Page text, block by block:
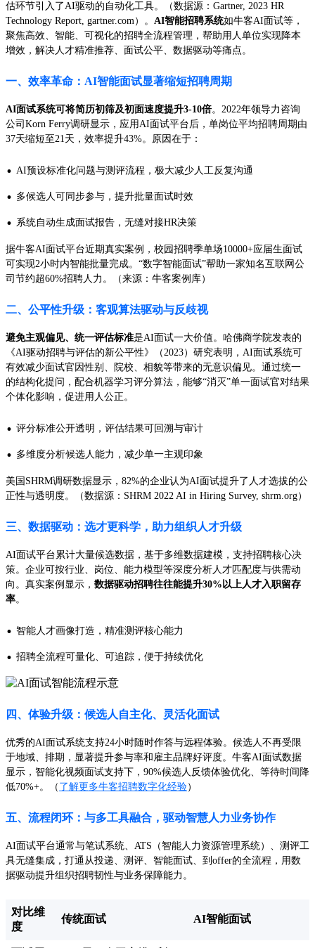
估环节引入了AI驱动的自动化工具。（数据源：Gartner, 2023 HR
Technology Report, gartner.com）。 AI智能招聘系统如牛客AI面试等，
聚焦高效、智能、可视化的招聘全流程管理，帮助用人单位实现降本
增效，解决人才精准推荐、面试公平、数据驱动等痛点。
一、效率革命：AI智能面试显著缩短招聘周期
AI面试系统可将简历初筛及初面速度提升3-10倍。2022年领导力咨询
公司Korn Ferry调研显示，应用AI面试平台后，单岗位平均招聘周期由
37天缩短至21天，效率提升43%。原因在于：
· AI预设标准化问题与测评流程，极大减少人工反复沟通
· 多候选人可同步参与，提升批量面试时效
· 系统自动生成面试报告，无缝对接HR决策
据牛客AI面试平台近期真实案例，校园招聘季单场10000+应届生面试
可实现2小时内智能批量完成。“数字智能面试”帮助一家知名互联网公
司节约超60%招聘人力。（来源：牛客案例库）
二、公平性升级：客观算法驱动与反歧视
避免主观偏见、统一评估标准是AI面试一大价值。哈佛商学院发表的
《AI驱动招聘与评估的新公平性》（2023）研究表明，AI面试系统可
有效减少面试官因性别、院校、相貌等带来的无意识偏见。通过统一
的结构化提问，配合机器学习评分算法，能够“消灭”单一面试官对结果
个体化影响，促进用人公正。
· 评分标准公开透明，评估结果可回溯与审计
· 多维度分析候选人能力，减少单一主观印象
美国SHRM调研数据显示，82%的企业认为AI面试提升了人才选拔的公
正性与透明度。（数据源：SHRM 2022 AI in Hiring Survey, shrm.org）
三、数据驱动：选才更科学，助力组织人才升级
AI面试平台累计大量候选数据，基于多维数据建模，支持招聘核心决
策。企业可按行业、岗位、能力模型等深度分析人才匹配度与供需动
向。真实案例显示， 数据驱动招聘往往能提升30%以上人才入职留存
率。
· 智能人才画像打造，精准测评核心能力
· 招聘全流程可量化、可追踪，便于持续优化
四、体验升级：候选人自主化、灵活化面试
优秀的AI面试系统支持24小时随时作答与远程体验。候选人不再受限
于地域、排期，显著提升参与率和雇主品牌好评度。牛客AI面试数据
显示，智能化视频面试支持下，90%候选人反馈体验优化、等待时间降
低70%+。（ 了解更多牛客招聘数字化经验）
五、流程闭环：与多工具融合，驱动智慧人力业务协作
AI面试平台通常与笔试系统、ATS（智能人力资源管理系统）、测评工
具无缝集成，打通从投递、测评、智能面试、到offer的全流程，用数
据驱动提升组织招聘韧性与业务保障能力。
对比维
度
传统面试 AI智能面试